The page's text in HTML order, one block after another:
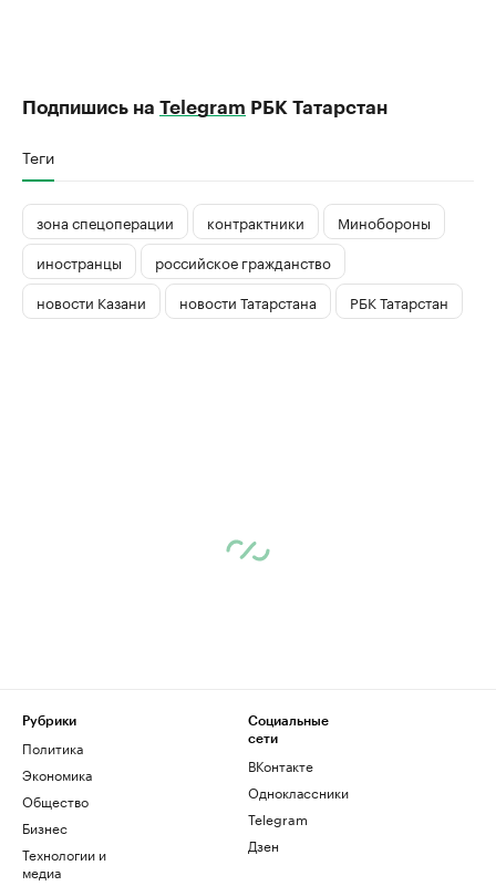
Подпишись на Telegram РБК Татарстан
Теги
зона спецоперации контрактники
Минобороны
иностранцы
российское гражданство
новости Казани
новости Татарстана РБК Татарстан
Рубрики
Политика
Экономика
Общество
Бизнес
Технологии и
медиа
Социальные
сети
ВКонтакте
Одноклассники
Telegram
Дзен